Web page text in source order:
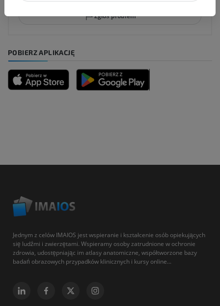
Zgłoś problem
POBIERZ APLIKACJĘ
Jednym z celów IMAIOS jest wspieranie i kształcenie osób opiekujących
się ludźmi i zwierzętami. Wspieramy osoby zatrudnione w ochronie
zdrowia, udostępniając im atlasy anatomiczne, współtworzone bazy
badań obrazowych przypadków klinicznych i kursy online...